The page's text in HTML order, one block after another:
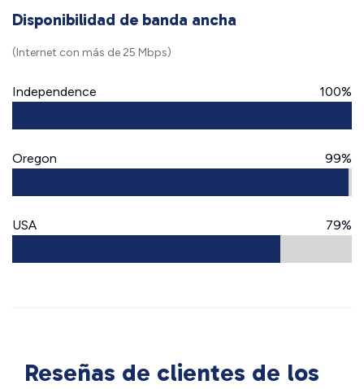
Disponibilidad de banda ancha
(Internet con más de 25 Mbps)
Independence 100%
Oregon 99%
USA 79%
Reseñas de clientes de los